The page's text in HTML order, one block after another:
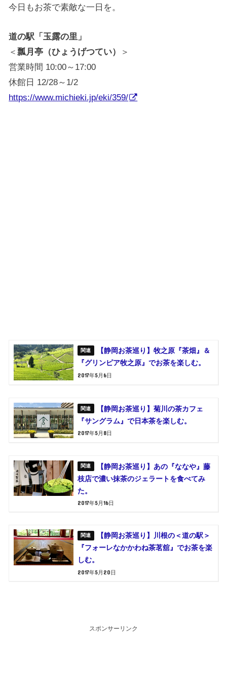
今日もお茶で素敵な一日を。
道の駅「玉露の里」
＜瓢月亭（ひょうげつてい）
＞
営業時間 10:00～17:00
休館日 12/28～1/2
https://www.michieki.jp/eki/359/
【静岡お茶巡り】牧之原『茶畑』＆
『グリンピア牧之原』でお茶を楽しむ。
2017年5月6日
【静岡お茶巡り】菊川の茶カフェ
『サングラム』で日本茶を楽しむ。
2017年5月8日
【静岡お茶巡り】あの『ななや』藤
枝店で濃い抹茶のジェラートを食べてみ
た。
2017年5月16日
【静岡お茶巡り】川根の＜道の駅＞
『フォーレなかかわね茶茗舘』でお茶を楽
しむ。
2017年5月20日
スポンサーリンク